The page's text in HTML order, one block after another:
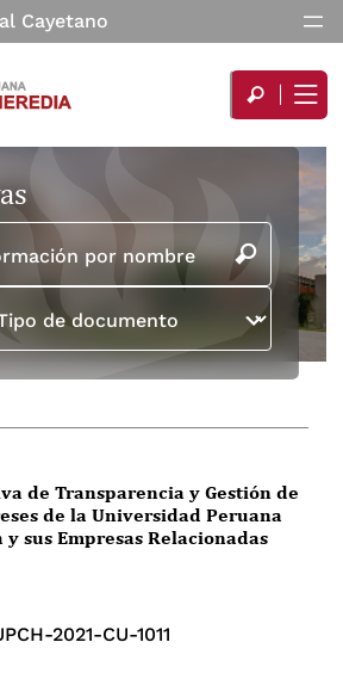
Cayetano
por nombre
de documento
de Transparencia y Gestión de
de la Universidad Peruana
sus Empresas Relacionadas
2021-CU-1011